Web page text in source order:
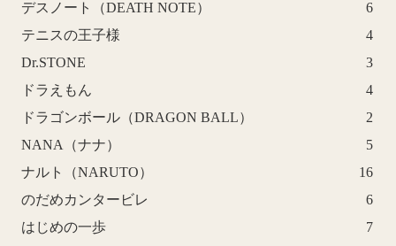
デスノート（DEATH NOTE）
6
テニスの王子様
4
Dr.STONE
3
ドラえもん
4
ドラゴンボール（DRAGON BALL）
2
NANA（ナナ）
5
ナルト（NARUTO）
16
のだめカンタービレ
6
はじめの一歩
7